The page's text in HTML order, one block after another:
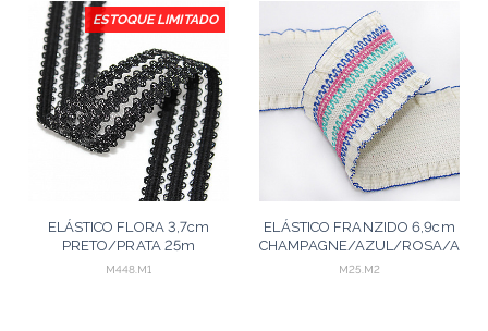
ESTOQUE LIMITADO
ELÁSTICO FLORA 3,7cm
PRETO/PRATA 25m
M448.M1
ELÁSTICO FRANZIDO 6,9cm
CHAMPAGNE/AZUL/ROSA/AZUL
PISCINA 25m
M25.M2